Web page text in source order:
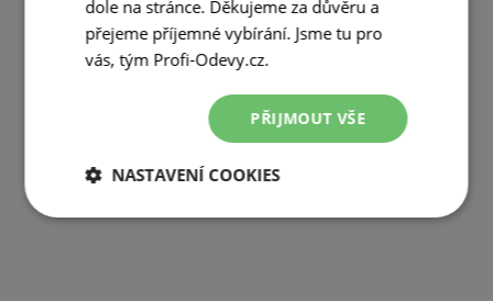
dole na stránce. Děkujeme za důvěru a
přejeme příjemné vybírání. Jsme tu pro
vás, tým Profi-Odevy.cz.
PŘIJMOUT VŠE
NASTAVENÍ COOKIES